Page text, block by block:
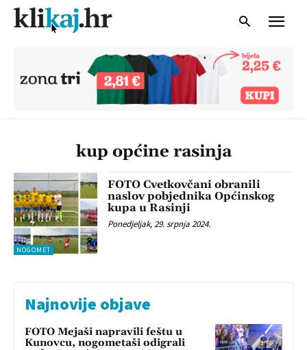
kup općine rasinja
NOGOMET
FOTO Cvetkovčani obranili
naslov pobjednika Općinskog
kupa u Rasinji
Ponedjeljak, 29. srpnja 2024.
Najnovije objave
FOTO Mejaši napravili feštu u
Kunovcu, nogometaši odigrali